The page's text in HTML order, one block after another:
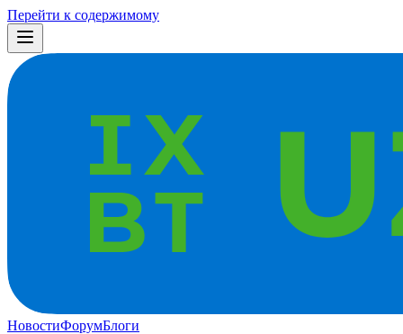
Перейти к содержимому
НовостиФорумБлоги